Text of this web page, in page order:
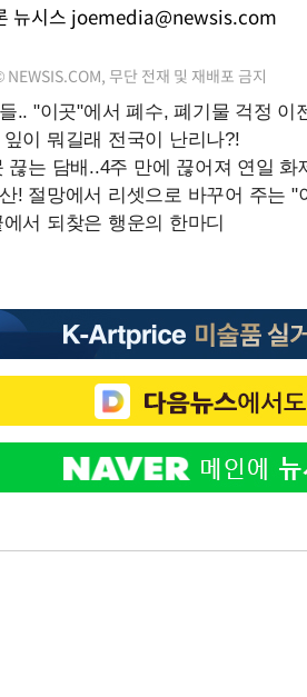
뉴시스 joemedia@newsis.com
무단 전재 및 재배포 금지